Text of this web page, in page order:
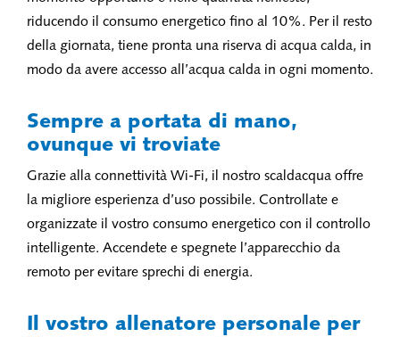
riducendo il consumo energetico fino al 10%. Per il resto
della giornata, tiene pronta una riserva di acqua calda, in
modo da avere accesso all’acqua calda in ogni momento.
Sempre a portata di mano,
ovunque vi troviate
Grazie alla connettività Wi-Fi, il nostro scaldacqua offre
la migliore esperienza d’uso possibile. Controllate e
organizzate il vostro consumo energetico con il controllo
intelligente. Accendete e spegnete l’apparecchio da
remoto per evitare sprechi di energia.
Il vostro allenatore personale per